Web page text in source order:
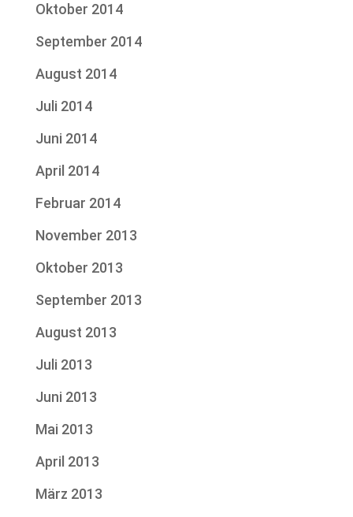
Oktober 2014
September 2014
August 2014
Juli 2014
Juni 2014
April 2014
Februar 2014
November 2013
Oktober 2013
September 2013
August 2013
Juli 2013
Juni 2013
Mai 2013
April 2013
März 2013